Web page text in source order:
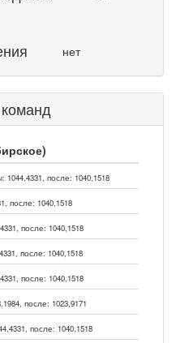
нет
1044,4331, после: 1040,1518
после: 1040,1518
после: 1040,1518
после: 1040,1518
после: 1040,1518
после: 1023,9171
после: 1040,1518